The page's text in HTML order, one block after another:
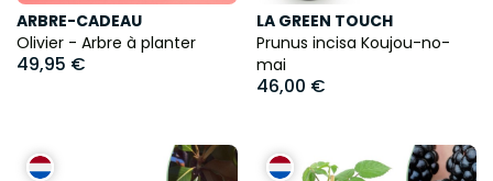
ARBRE-CADEAU
Olivier - Arbre à planter
49,95 €
LA GREEN TOUCH
Prunus incisa Koujou-no-
mai
46,00 €